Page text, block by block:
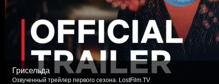
Грисельда
Озвученный трейлер первого сезона. LostFilm.TV